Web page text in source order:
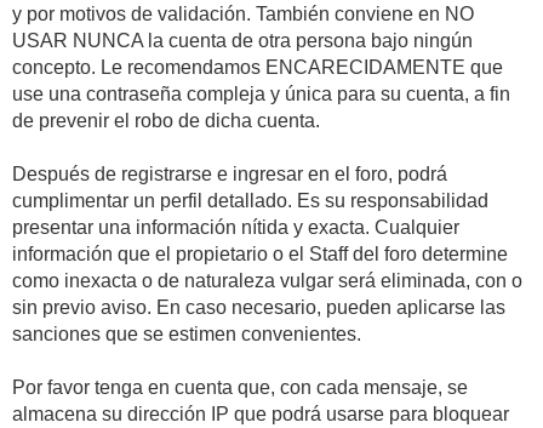
y por motivos de validación. También conviene en NO
USAR NUNCA la cuenta de otra persona bajo ningún
concepto. Le recomendamos ENCARECIDAMENTE que
use una contraseña compleja y única para su cuenta, a fin
de prevenir el robo de dicha cuenta.
Después de registrarse e ingresar en el foro, podrá
cumplimentar un perfil detallado. Es su responsabilidad
presentar una información nítida y exacta. Cualquier
información que el propietario o el Staff del foro determine
como inexacta o de naturaleza vulgar será eliminada, con o
sin previo aviso. En caso necesario, pueden aplicarse las
sanciones que se estimen convenientes.
Por favor tenga en cuenta que, con cada mensaje, se
almacena su dirección IP que podrá usarse para bloquear